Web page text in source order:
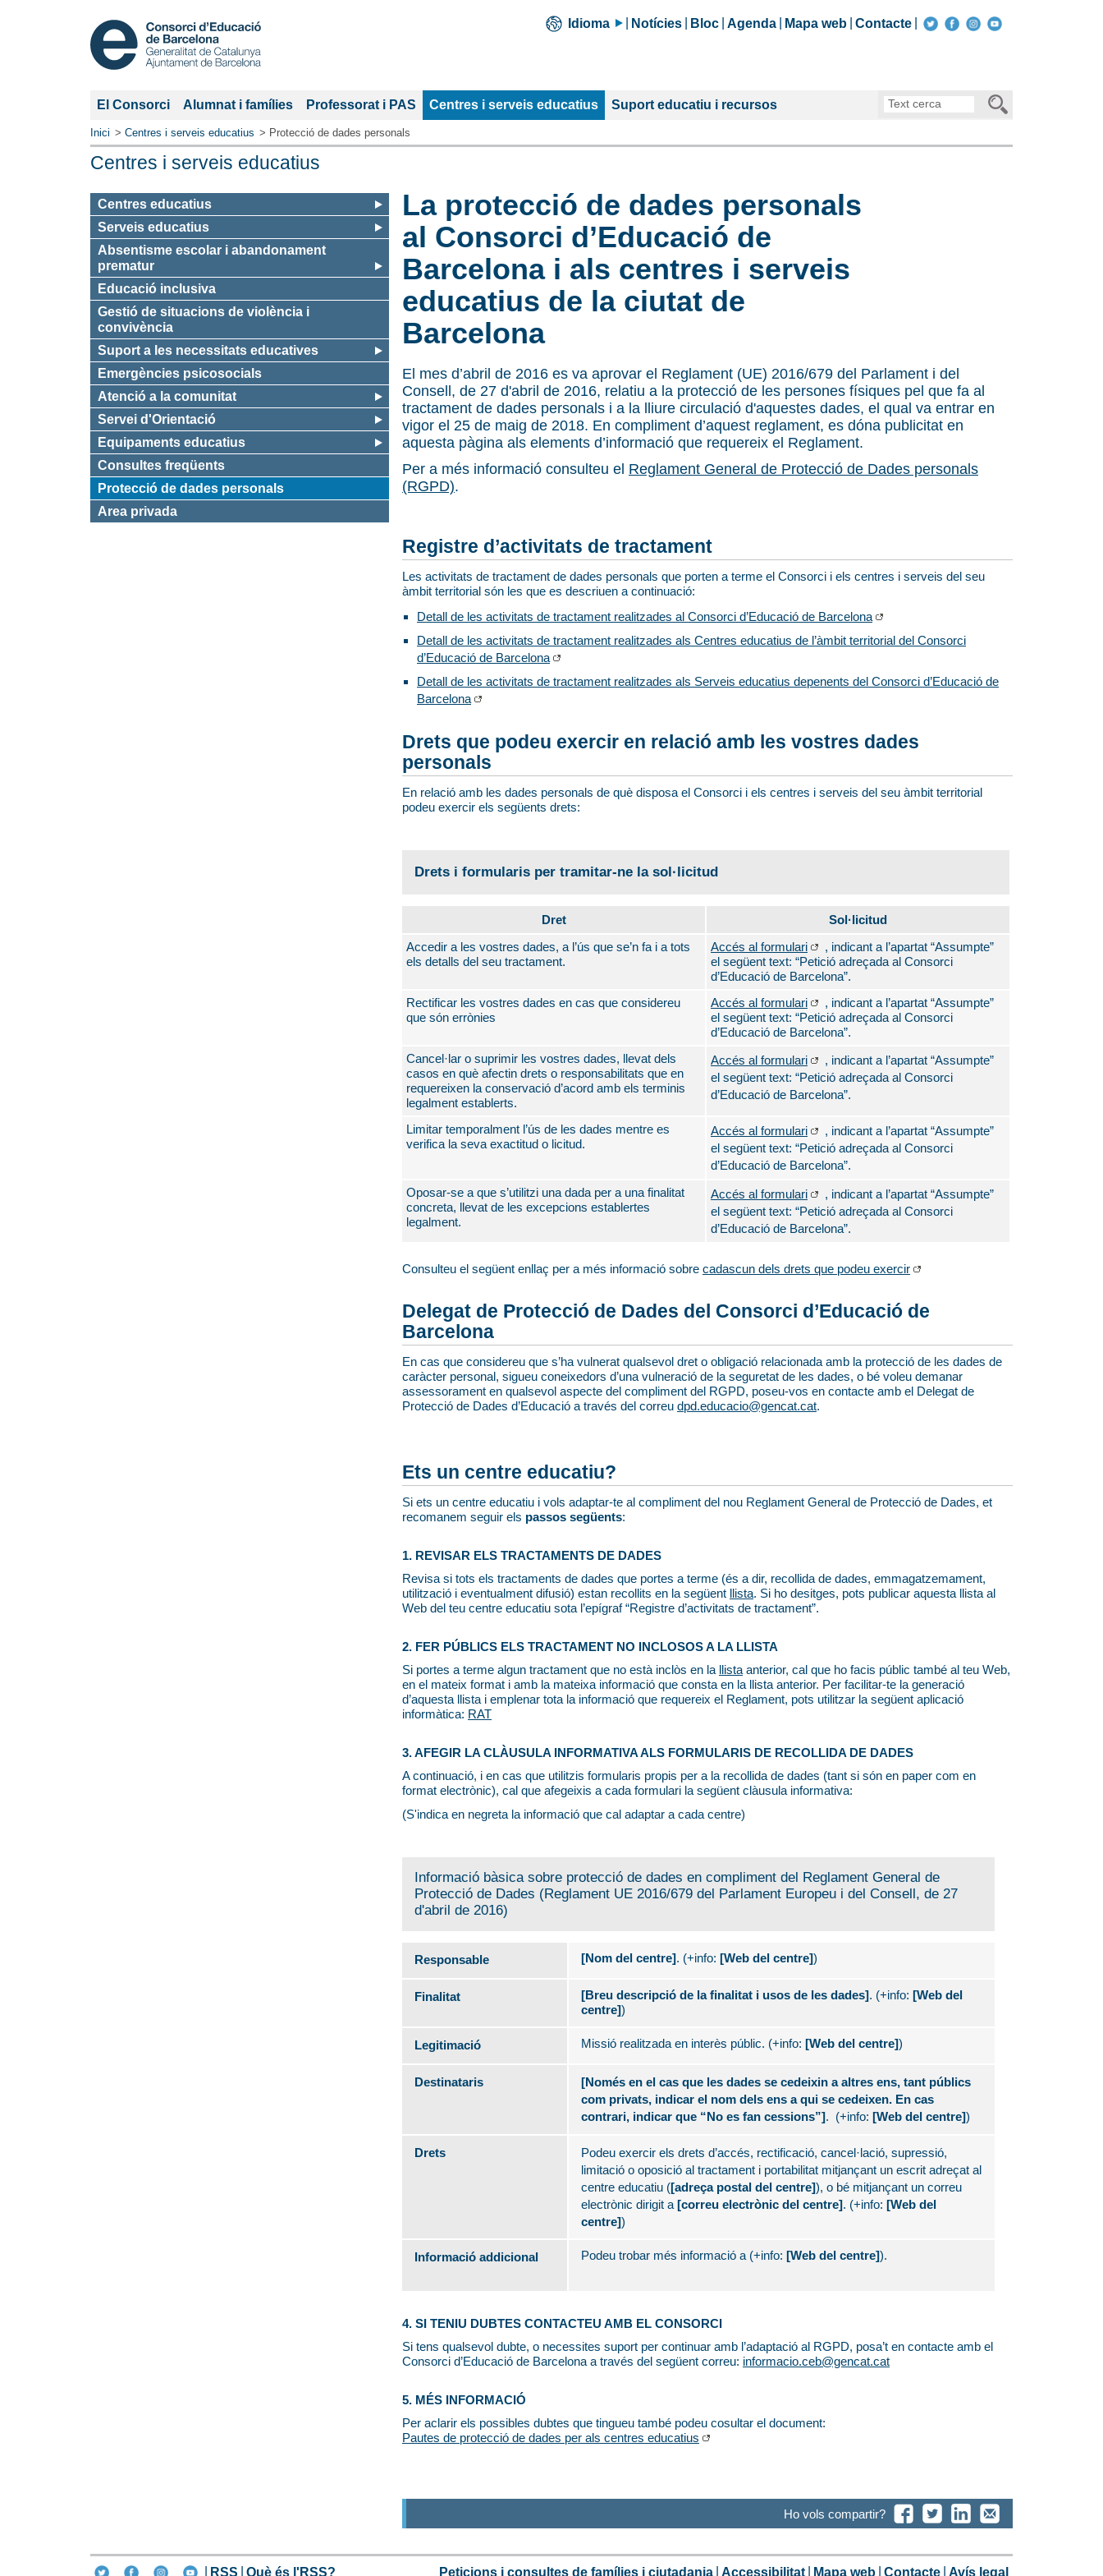
Idioma Notícies Bloc Agenda Mapa web Contacte
El Consorci Alumnat i famílies Professorat i PAS
Secció
Centres i serveis educatius Suport educatiu i recursos
Text
Inici Centres i serveis educatius Protecció de dades personals
Centres i serveis educatius
Centres educatius
Serveis educatius
Absentisme escolar i abandonament
prematur
Educació inclusiva
Gestió de situacions de violència i
convivència
Suport a les necessitats educatives
Emergències psicosocials
Atenció a la comunitat
Servei d'Orientació
Equipaments educatius
Consultes freqüents
Pàgina
actual:
Protecció de dades personals
Area privada
La protecció de dades personals
al Consorci d’Educació de
Barcelona i als centres i serveis
educatius de la ciutat de
Barcelona
El mes d’abril de 2016 es va aprovar el Reglament (UE) 2016/679 del Parlament i del
Consell, de 27 d'abril de 2016, relatiu a la protecció de les persones físiques pel que fa al
tractament de dades personals i a la lliure circulació d'aquestes dades, el qual va entrar en
vigor el 25 de maig de 2018. En compliment d’aquest reglament, es dóna publicitat en
aquesta pàgina als elements d’informació que requereix el Reglament.
Per a més informació consulteu el Reglament General de Protecció de Dades personals
(RGPD).
Registre d’activitats de tractament
Les activitats de tractament de dades personals que porten a terme el Consorci i els centres i serveis del seu
àmbit territorial són les que es descriuen a continuació:
Detall de les activitats de tractament realitzades al Consorci d’Educació de Barcelona
Detall de les activitats de tractament realitzades als Centres educatius de l’àmbit territorial del Consorci
d’Educació de Barcelona
Detall de les activitats de tractament realitzades als Serveis educatius depenents del Consorci d’Educació de
Barcelona
Drets que podeu exercir en relació amb les vostres dades
personals
En relació amb les dades personals de què disposa el Consorci i els centres i serveis del seu àmbit territorial
podeu exercir els següents drets:
Drets i formularis per tramitar-ne la sol·licitud
Dret
Sol·licitud
Accedir a les vostres dades, a l’ús que se’n fa i a tots
els detalls del seu tractament.
Accés al formulari
, indicant a l’apartat “Assumpte”
el següent text: “Petició adreçada al Consorci
d’Educació de Barcelona”.
Rectificar les vostres dades en cas que considereu
que són errònies
Accés al formulari
, indicant a l’apartat “Assumpte”
el següent text: “Petició adreçada al Consorci
d’Educació de Barcelona”.
Cancel·lar o suprimir les vostres dades, llevat dels
casos en què afectin drets o responsabilitats que en
requereixen la conservació d’acord amb els terminis
legalment establerts.
Accés al formulari
, indicant a l’apartat “Assumpte”
el següent text: “Petició adreçada al Consorci
d’Educació de Barcelona”.
Limitar temporalment l’ús de les dades mentre es
verifica la seva exactitud o licitud.
Accés al formulari
, indicant a l’apartat “Assumpte”
el següent text: “Petició adreçada al Consorci
d’Educació de Barcelona”.
Oposar-se a que s’utilitzi una dada per a una finalitat
concreta, llevat de les excepcions establertes
legalment.
Accés al formulari
, indicant a l’apartat “Assumpte”
el següent text: “Petició adreçada al Consorci
d’Educació de Barcelona”.
Consulteu el següent enllaç per a més informació sobre cadascun dels drets que podeu exercir
Delegat de Protecció de Dades del Consorci d’Educació de
Barcelona
En cas que considereu que s’ha vulnerat qualsevol dret o obligació relacionada amb la protecció de les dades de
caràcter personal, sigueu coneixedors d’una vulneració de la seguretat de les dades, o bé voleu demanar
assessorament en qualsevol aspecte del compliment del RGPD, poseu-vos en contacte amb el Delegat de
Protecció de Dades d’Educació a través del correu dpd.educacio@gencat.cat.
Ets un centre educatiu?
Si ets un centre educatiu i vols adaptar-te al compliment del nou Reglament General de Protecció de Dades, et
recomanem seguir els passos següents:
1. REVISAR ELS TRACTAMENTS DE DADES
Revisa si tots els tractaments de dades que portes a terme (és a dir, recollida de dades, emmagatzemament,
utilització i eventualment difusió) estan recollits en la següent llista. Si ho desitges, pots publicar aquesta llista al
Web del teu centre educatiu sota l’epígraf “Registre d’activitats de tractament”.
2. FER PÚBLICS ELS TRACTAMENT NO INCLOSOS A LA LLISTA
Si portes a terme algun tractament que no està inclòs en la llista anterior, cal que ho facis públic també al teu Web,
en el mateix format i amb la mateixa informació que consta en la llista anterior. Per facilitar-te la generació
d’aquesta llista i emplenar tota la informació que requereix el Reglament, pots utilitzar la següent aplicació
informàtica: RAT
3. AFEGIR LA CLÀUSULA INFORMATIVA ALS FORMULARIS DE RECOLLIDA DE DADES
A continuació, i en cas que utilitzis formularis propis per a la recollida de dades (tant si són en paper com en
format electrònic), cal que afegeixis a cada formulari la següent clàusula informativa:
(S'indica en negreta la informació que cal adaptar a cada centre)
Informació bàsica sobre protecció de dades en compliment del Reglament General de
Protecció de Dades (Reglament UE 2016/679 del Parlament Europeu i del Consell, de 27
d'abril de 2016)
Responsable [Nom del centre]. (+info: [Web del centre])
Finalitat [Breu descripció de la finalitat i usos de les dades]. (+info: [Web del
centre])
Legitimació Missió realitzada en interès públic. (+info: [Web del centre])
Destinataris
[Només en el cas que les dades se cedeixin a altres ens, tant públics
com privats, indicar el nom dels ens a qui se cedeixen. En cas
contrari, indicar que “No es fan cessions”]. (+info: [Web del centre])
Drets
Podeu exercir els drets d’accés, rectificació, cancel·lació, supressió,
limitació o oposició al tractament i portabilitat mitjançant un escrit adreçat al
centre educatiu ([adreça postal del centre]), o bé mitjançant un correu
electrònic dirigit a [correu electrònic del centre]. (+info: [Web del
centre])
Informació addicional Podeu trobar més informació a (+info: [Web del centre]).
4. SI TENIU DUBTES CONTACTEU AMB EL CONSORCI
Si tens qualsevol dubte, o necessites suport per continuar amb l’adaptació al RGPD, posa’t en contacte amb el
Consorci d’Educació de Barcelona a través del següent correu: informacio.ceb@gencat.cat
5. MÉS INFORMACIÓ
Per aclarir els possibles dubtes que tingueu també podeu cosultar el document:
Pautes de protecció de dades per als centres educatius
Ho vols compartir?
RSS Què és l'RSS? Peticions i consultes de famílies i ciutadania Accessibilitat Mapa web Contacte Avís legal